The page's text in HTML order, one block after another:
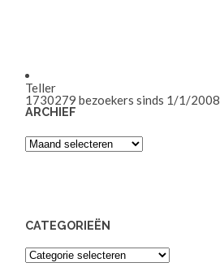
Teller
1730279 bezoekers sinds 1/1/2008
ARCHIEF
Archief
CATEGORIEËN
Categorieën